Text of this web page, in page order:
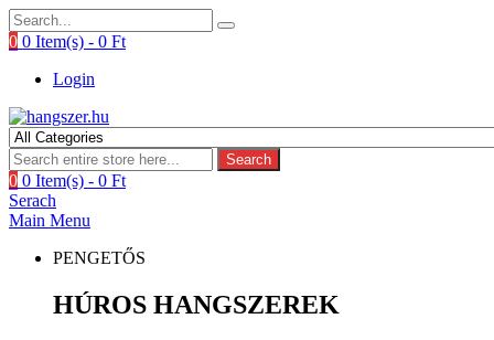
0 0 Item(s) - 0 Ft
Login
Search
0 0 Item(s) - 0 Ft
Serach
Main Menu
PENGETŐS
HÚROS HANGSZEREK